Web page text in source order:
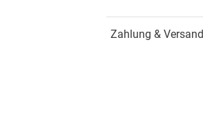
Jahr
Zahlung & Versand